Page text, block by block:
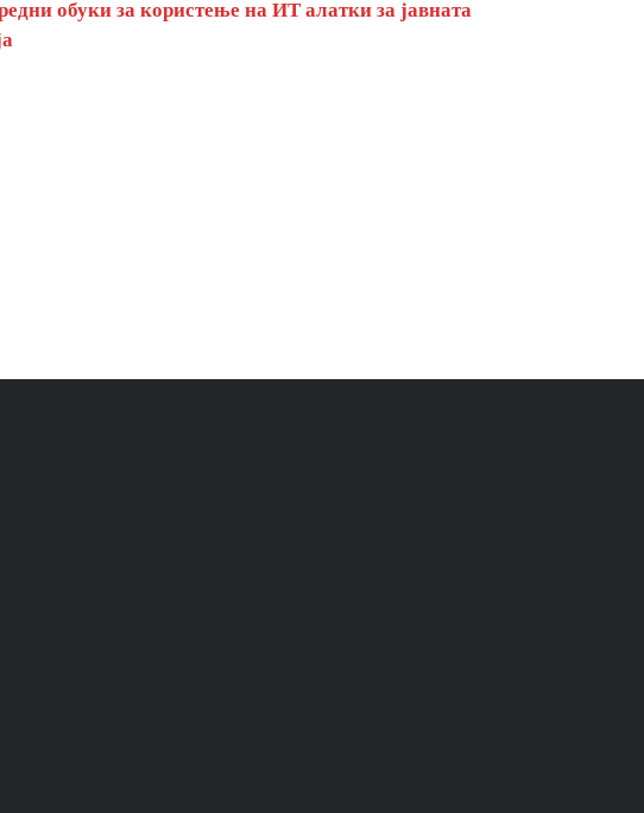
обуки за користење на ИТ алатки за јавната